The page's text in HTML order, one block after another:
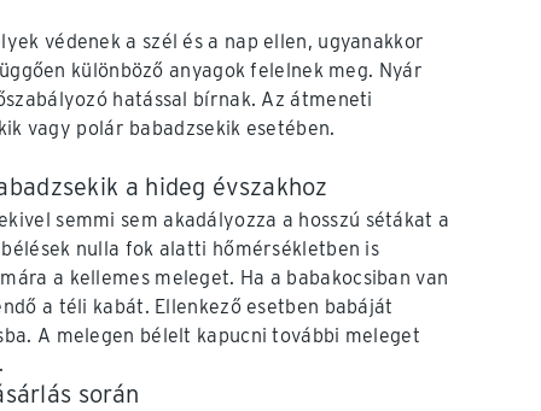
védenek a szél és a nap ellen, ugyanakkor
különböző anyagok felelnek meg. Nyár
hatással bírnak. Az átmeneti
vagy polár babadzsekik esetében.
a hideg évszakhoz
semmi sem akadályozza a hosszú sétákat a
nulla fok alatti hőmérsékletben is
a kellemes meleget. Ha a babakocsiban van
a téli kabát. Ellenkező esetben babáját
A melegen bélelt kapucni további meleget
során